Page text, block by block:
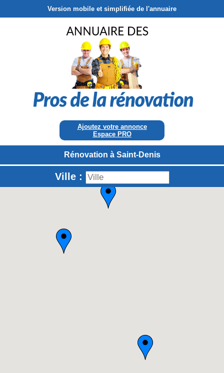
Version mobile et simplifiée de l'annuaire
Ajoutez votre annonce
Espace PRO
Rénovation à Saint-Denis
Ville :